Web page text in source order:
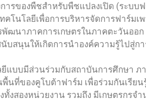
รของพืชสำหรับพืชแปลงเปิด (ระบบ
คโนโลยีเพื่อการบริหารจัดการฟาร์
ฒนาภาคการเกษตรในภาคตะวันออ
สนุนให้เกิดการนำองค์ความรู้ไปสู่กา
ยีแบบมีส่วนร่วมกับสถาบันการศึกษา
นที่ของคูโบต้าฟาร์ม เพื่อร่วมกันเรีย
งสองหน่วยงาน รวมถึง มีเกษตรกรจ